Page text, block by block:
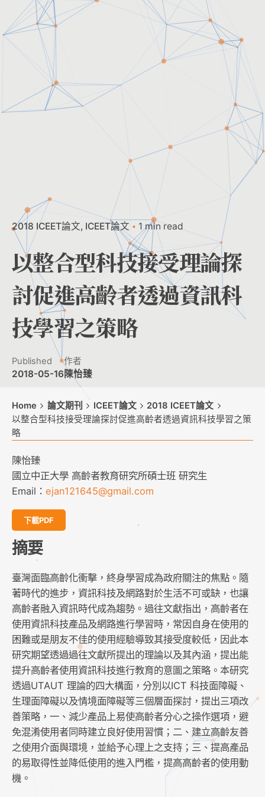
2018 ICEET論文 ICEET論文 1 min read
以整合型科技接受理論探
討促進高齡者透過資訊科
技學習之策略
Published
2018-05-16
作者
陳怡臻
Home 論文期刊 ICEET論文
2018 ICEET論文
以整合型科技接受理論探討促進高齡者透過資訊科技學習之策
略
陳怡臻
國立中正大學 高齡者教育研究所碩士班 研究生
Email： ejan121645@gmail.com
下載PDF
摘要
臺灣面臨高齡化衝擊，終身學習成為政府關注的焦點。隨
著時代的進步，資訊科技及網路對於生活不可或缺，也讓
高齡者融入資訊時代成為趨勢。過往文獻指出，高齡者在
使用資訊科技產品及網路進行學習時，常因自身在使用的
困難或是朋友不佳的使用經驗導致其接受度較低，因此本
研究期望透過過往文獻所提出的理論以及其內涵，提出能
提升高齡者使用資訊科技進行教育的意圖之策略。本研究
透過UTAUT 理論的四大構面，分別以ICT 科技面障礙、
生理面障礙以及情境面障礙等三個層面探討，提出三項改
善策略，一、減少產品上易使高齡者分心之操作選項，避
免混淆使用者同時建立良好使用習慣；二、建立高齡友善
之使用介面與環境，並給予心理上之支持；三、提高產品
的易取得性並降低使用的進入門檻，提高高齡者的使用動
機。